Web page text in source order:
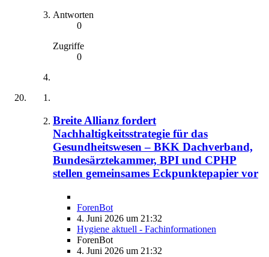
Antworten
0
Zugriffe
0
Breite Allianz fordert
Nachhaltigkeitsstrategie für das
Gesundheitswesen – BKK Dachverband,
Bundesärztekammer, BPI und CPHP
stellen gemeinsames Eckpunktepapier vor
ForenBot
4. Juni 2026 um 21:32
Hygiene aktuell - Fachinformationen
ForenBot
4. Juni 2026 um 21:32